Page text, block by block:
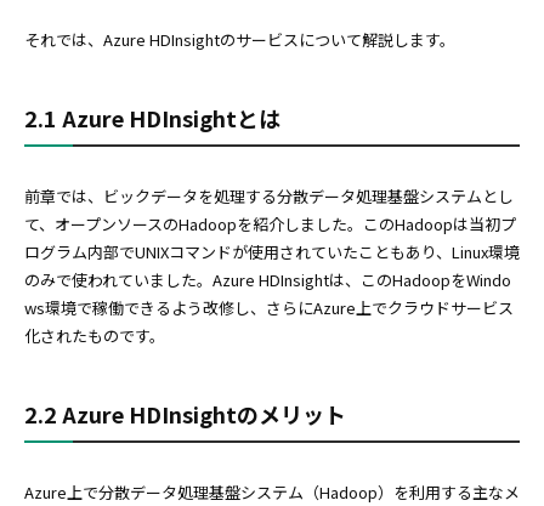
それでは、Azure HDInsightのサービスについて解説します。
2.1 Azure HDInsightとは
前章では、ビックデータを処理する分散データ処理基盤システムとし
て、オープンソースのHadoopを紹介しました。このHadoopは当初プ
ログラム内部でUNIXコマンドが使用されていたこともあり、Linux環境
のみで使われていました。Azure HDInsightは、このHadoopをWindo
ws環境で稼働できるよう改修し、さらにAzure上でクラウドサービス
化されたものです。
2.2 Azure HDInsightのメリット
Azure上で分散データ処理基盤システム（Hadoop）を利用する主なメ